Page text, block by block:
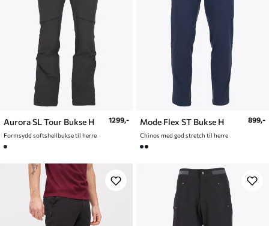
Aurora SL Tour Bukse H
Formsydd softshellbukse til herre
1299,- Mode Flex ST Bukse H
Chinos med god stretch til herre
899,-